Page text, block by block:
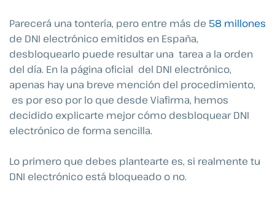
Parecerá una tontería, pero entre más de 58 millones
de DNI electrónico emitidos en España,
desbloquearlo puede resultar una tarea a la orden
del día. En la página oficial del DNI electrónico,
apenas hay una breve mención del procedimiento,
es por eso por lo que desde Viafirma, hemos
decidido explicarte mejor cómo desbloquear DNI
electrónico de forma sencilla.
Lo primero que debes plantearte es, si realmente tu
DNI electrónico está bloqueado o no.